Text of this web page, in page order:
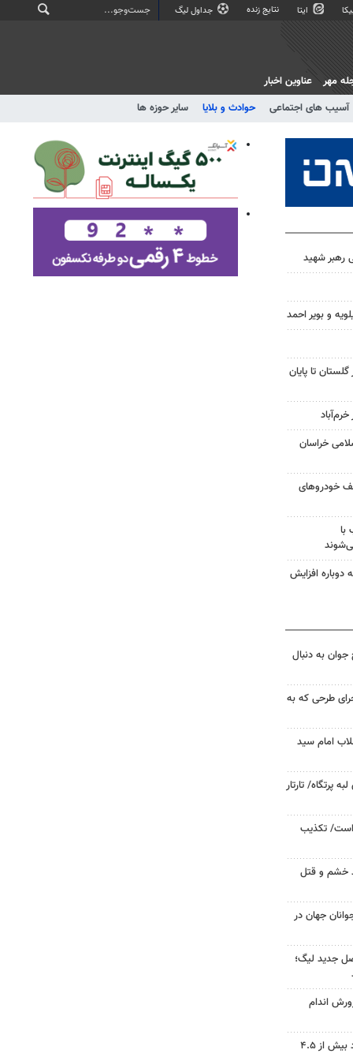
ایتا نتایج زنده جداول لیگ
آسیب های اجتماعی حوادث و بلایا سایر حوزه ها
مهر عناوین اخبار
رهبر شهید
و بویر احمد
تا پایان
خراسان
کشف خودروهای
دوباره افزایش
به دنبال
طرحی که به
امام سید
پرتگاه/ تارتار
است/ تکذیب
خشم و قتل
جهان در
جدید لیگ؛
اندام
دریاچه ارومیه جان گرفت؛ ورود بیش از ۴.۵